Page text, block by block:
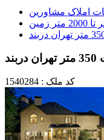
املاک مشاورين
کد ملک : 1540284